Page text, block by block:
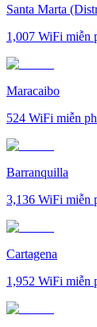
Santa Marta
1,007 WiFi miễn
Maracaibo
524 WiFi miễn
Barranquilla
3,136 WiFi miễn
Cartagena
1,952 WiFi miễn